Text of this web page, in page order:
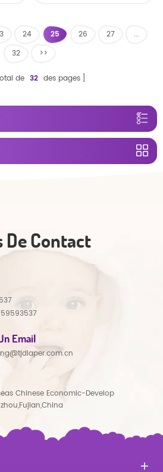
24 25 26 27
...
32
>>
de 32 des pages
Contact
Email
Chinese Economic-Develop